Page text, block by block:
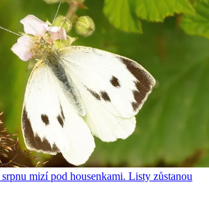
mizí pod housenkami. Listy zůstanou